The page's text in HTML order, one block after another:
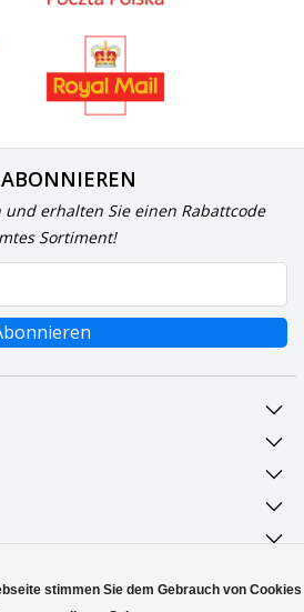
erhalten Sie einen Rabattcode
Sortiment!
stimmen Sie dem Gebrauch von Cookies